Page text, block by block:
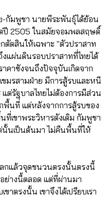
-กัมพูชา นายพีระพันธุ์ได้ย้อน
ปี 2505 ในสมัยจอมพลสฤษดิ์
ตัดสินให้เฉพาะ "ตัวปราสาท
แผ่นดินรอบปราสาทที่ไทยได้
คาซังจนถึงปัจจุบันเกิดจาก
ขมรสามฝ่าย มีการสู้รบและหนี
ต่รัฐบาลไทยไม่ต้องการมีส่วน
พื้นที่ แต่หลังจากการสู้รบของ
ที่เขาพระวิหารดังเดิม กัมพูชา
นั้นเป็นต้นมา ไม่คืนพื้นที่ให้
ลกแล้วจุดชนวนตรงนั้นตรงนี้
อย่างนี้ตลอด แต่ที่ผ่านมา
าตรงนั้น เขาจึงได้เปรียบเรา